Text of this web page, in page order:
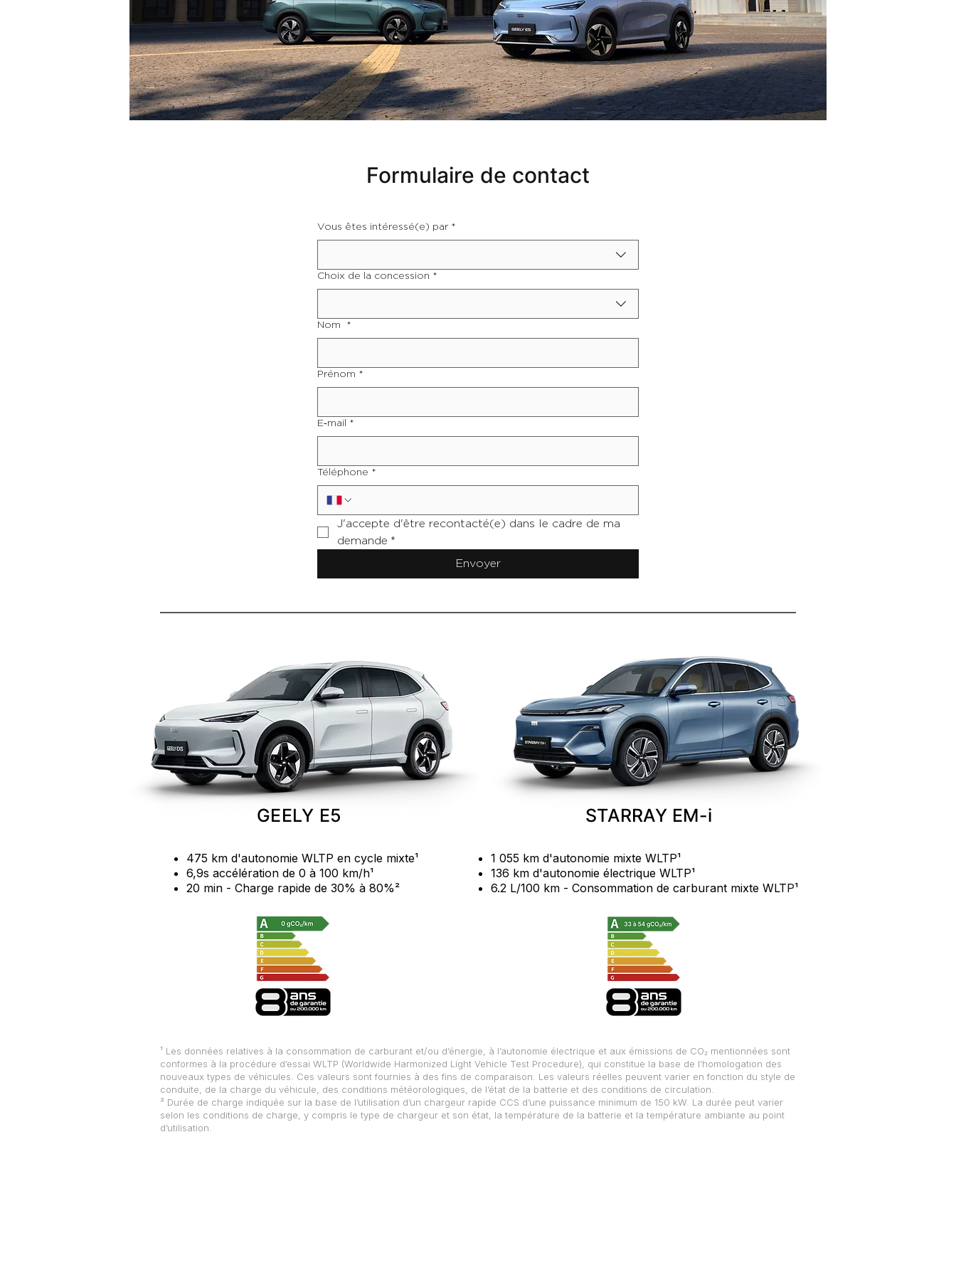
Formulaire de contact
Vous êtes intéressé(e) par *
Choix de la concession *
Nom *
Prénom *
E‑mail *
Téléphone *
J'accepte d'être recontacté(e) dans le cadre de ma
demande *
Envoyer
GEELY E5 STARRAY EM-i
475 km d'autonomie WLTP en cycle mixte¹
6,9s accélération de 0 à 100 km/h¹
20 min - Charge rapide de 30% à 80%²
1 055 km d'autonomie mixte WLTP¹
136 km d'autonomie électrique WLTP¹
6.2 L/100 km - Consommation de carburant mixte WLTP¹
¹ Les données relatives à la consommation de carburant et/ou d’énergie, à l’autonomie électrique et aux émissions de CO₂ mentionnées sont
conformes à la procédure d’essai WLTP (Worldwide Harmonized Light Vehicle Test Procedure), qui constitue la base de l’homologation des
nouveaux types de véhicules. Ces valeurs sont fournies à des fins de comparaison. Les valeurs réelles peuvent varier en fonction du style de
conduite, de la charge du véhicule, des conditions météorologiques, de l’état de la batterie et des conditions de circulation.
² Durée de charge indiquée sur la base de l’utilisation d’un chargeur rapide CCS d’une puissance minimum de 150 kW. La durée peut varier
selon les conditions de charge, y compris le type de chargeur et son état, la température de la batterie et la température ambiante au point
d’utilisation.